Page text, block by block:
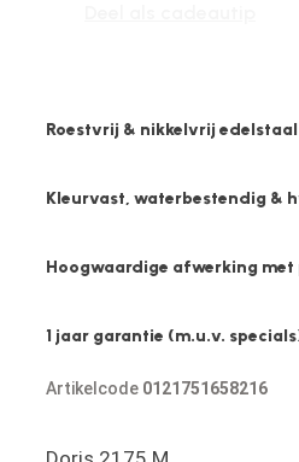
Roestvrij & nikkelvrij edelstaal
Kleurvast, waterbestendig &
Hoogwaardige afwerking
1 jaar garantie (m.u.v.
Artikelcode 0121751658216